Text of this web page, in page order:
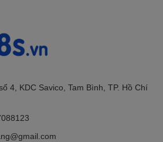
4, KDC Savico, Tam Bình, TP. Hồ Chí